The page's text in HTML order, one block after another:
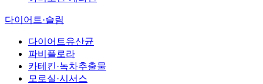
다이어트·슬림
다이어트유산균
파비플로라
카테킨·녹차추출물
모로실·시서스